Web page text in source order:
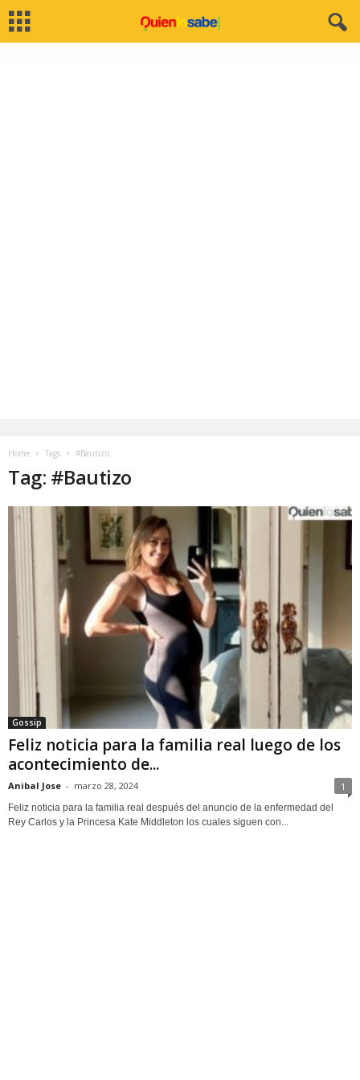
Home Tags #Bautizo
Tag: #Bautizo
Gossip
Feliz noticia para la familia real luego de los
acontecimiento de...
Anibal Jose - marzo 28, 2024 1
Feliz noticia para la familia real después del anuncio de la enfermedad del
Rey Carlos y la Princesa Kate Middleton los cuales siguen con...